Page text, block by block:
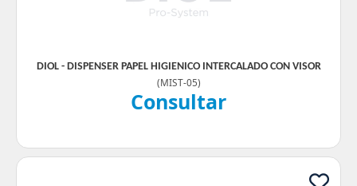
DIOL - DISPENSER PAPEL HIGIENICO INTERCALADO CON VISOR
(MIST-05)
Consultar